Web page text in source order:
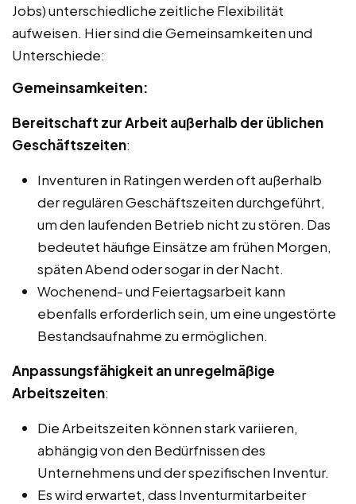
Jobs) unterschiedliche zeitliche Flexibilität
aufweisen. Hier sind die Gemeinsamkeiten und
Unterschiede:
Gemeinsamkeiten:
Bereitschaft zur Arbeit außerhalb der üblichen
Geschäftszeiten:
Inventuren in Ratingen werden oft außerhalb
der regulären Geschäftszeiten durchgeführt,
um den laufenden Betrieb nicht zu stören. Das
bedeutet häufige Einsätze am frühen Morgen,
späten Abend oder sogar in der Nacht.
Wochenend- und Feiertagsarbeit kann
ebenfalls erforderlich sein, um eine ungestörte
Bestandsaufnahme zu ermöglichen.
Anpassungsfähigkeit an unregelmäßige
Arbeitszeiten:
Die Arbeitszeiten können stark variieren,
abhängig von den Bedürfnissen des
Unternehmens und der spezifischen Inventur.
Es wird erwartet, dass Inventurmitarbeiter